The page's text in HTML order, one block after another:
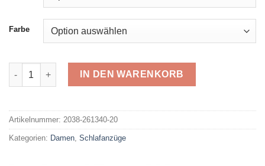
Farbe
Comtessa Schlafanzug 261340 Menge
IN DEN WARENKORB
Artikelnummer: 2038-261340-20
Kategorien: Damen Schlafanzüge